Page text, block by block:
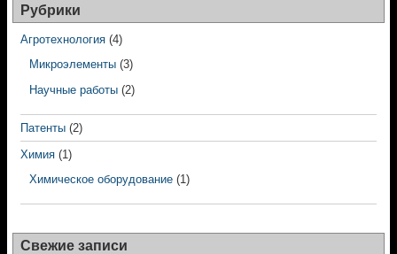
Рубрики
Агротехнология (4)
Микроэлементы (3)
Научные работы (2)
Патенты (2)
Химия (1)
Химическое оборудование (1)
Свежие записи